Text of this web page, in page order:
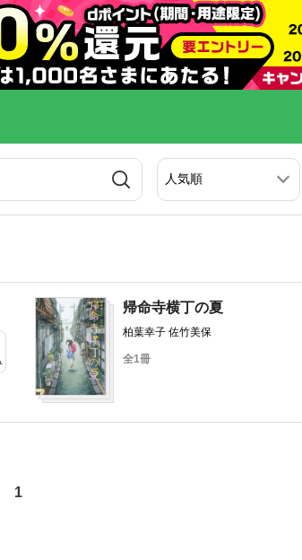
帰命寺横丁の夏
柏葉幸子 佐竹美保
全1冊
1